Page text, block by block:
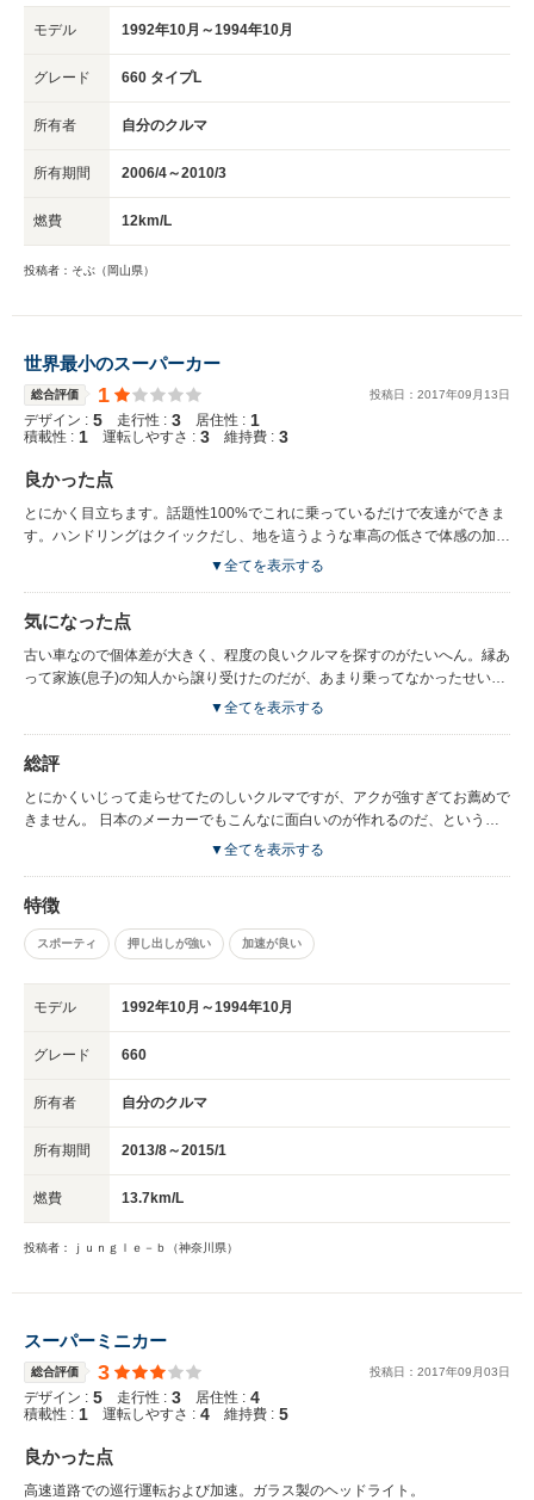
モデル 1992年10月～1994年10月
グレード 660 タイプL
所有者 自分のクルマ
所有期間 2006/4～2010/3
燃費 12km/L
投稿者：そぶ（岡山県）
世界最小のスーパーカー
総合評価 1 投稿日： 2017年09 月 13日
デザイン : 5 走行性 : 3 居住性 : 1
積載性 : 1 運転しやすさ : 3 維持費 : 3
良かった点
とにかく目立ちます。話題性100%でこれに乗っているだけで友達ができま
す。ハンドリングはクイックだし、地を這うような車高の低さで体感の加速
はとても楽しい車です。 このクルマを見て試乗して後先考えずに買ってし
▼全てを表示する
気になった点
古い車なので個体差が大きく、程度の良いクルマを探すのがたいへん。縁あ
って家族(息子)の知人から譲り受けたのだが、あまり乗ってなかったせいか
手入れが悪く、入手３カ月でエンジンブローの目にあった。中古エンジンの
ていた車の最大の欠点は高速の安定感、東名高速横浜青葉IC～町田ICを走っ
たが110km/h出したら怖かった。 居住性はクローズドの車体を許容するか
どうかによって変わりますが、私自身オープン志向なので「これは違うな」
▼全てを表示する
総評
とにかくいじって走らせてたのしいクルマですが、アクが強すぎてお薦めで
きません。 日本のメーカーでもこんなに面白いのが作れるのだ、という見
本です。 ちゃんと金かけて整備すれば快適なクルマに仕上がりますが、ロ
▼全てを表示する
特徴
スポーティ 押し出しが強い 加速が良い
モデル 1992年10月～1994年10月
グレード 660
所有者 自分のクルマ
所有期間 2013/8～2015/1
燃費 13.7km/L
投稿者：ｊｕｎｇｌｅ－ｂ（神奈川県）
スーパーミニカー
総合評価 3 投稿日： 2017年09 月03日
デザイン : 5 走行性 : 3 居住性 : 4
積載性 : 1 運転しやすさ : 4 維持費 : 5
良かった点
高速道路での巡行運転および加速。ガラス製のヘッドライト。